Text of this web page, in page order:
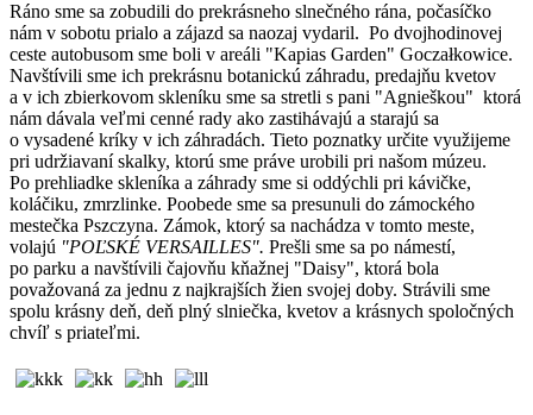
Ráno sme sa zobudili do prekrásneho slnečného rána, počasíčko
nám v sobotu prialo a zájazd sa naozaj vydaril. Po dvojhodinovej
ceste autobusom sme boli v areáli "Kapias Garden" Goczałkowice.
Navštívili sme ich prekrásnu botanickú záhradu, predajňu kvetov
a v ich zbierkovom skleníku sme sa stretli s pani "Agnieškou" ktorá
nám dávala veľmi cenné rady ako zastihávajú a starajú sa
o vysadené kríky v ich záhradách. Tieto poznatky určite využijeme
pri udržiavaní skalky, ktorú sme práve urobili pri našom múzeu.
Po prehliadke skleníka a záhrady sme si oddýchli pri kávičke,
koláčiku, zmrzlinke. Poobede sme sa presunuli do zámockého
mestečka Pszczyna. Zámok, ktorý sa nachádza v tomto meste,
volajú "POĽSKÉ VERSAILLES". Prešli sme sa po námestí,
po parku a navštívili čajovňu kňažnej "Daisy", ktorá bola
považovaná za jednu z najkrajších žien svojej doby. Strávili sme
spolu krásny deň, deň plný slniečka, kvetov a krásnych spoločných
chvíľ s priateľmi.